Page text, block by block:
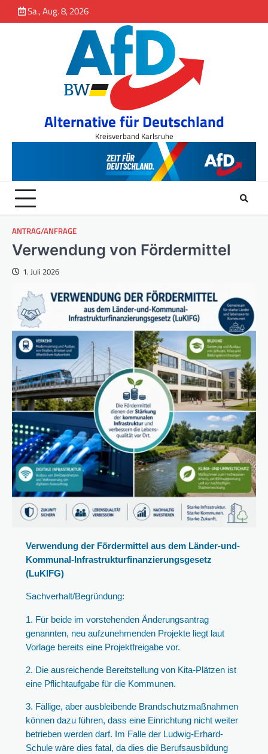
springenSa., Aug. 8, 2026
Alternative für Deutschland
Kreisverband Karlsruhe
ANTRAG/ANFRAGE
Verwendung von Fördermittel
1. Juli 2026
Verwendung der Fördermittel aus dem Länder-und-
Kommunal-Infrastrukturfinanzierungsgesetz
(LuKIFG)
Sachverhalt/Begründung:
1. Für beide im vorstehenden Änderungsantrag
genannten, neu aufzunehmenden Projekte liegt laut
Vorlage bereits eine Projektfreigabe vor.
2. Die ausreichende Bereitstellung von Kita-Plätzen ist
eine Pflichtaufgabe für die Kommunen.
3. Fällige, aber ausbleibende Brandschutzmaßnahmen
können dazu führen, dass eine Einrichtung nicht weiter
betrieben werden darf. Im Falle der Ludwig-Erhard-
Schule wäre dies fatal, da dies die Berufsausbildung